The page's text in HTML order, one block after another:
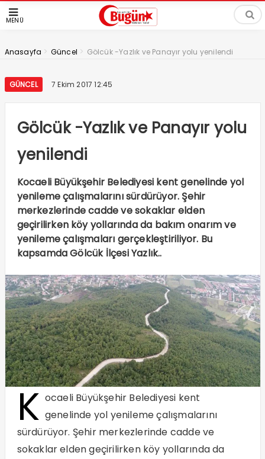
MENÜ
Anasayfa > Güncel > Gölcük -Yazlık ve Panayır yolu yenilendi
GÜNCEL 7 Ekim 2017 12:45
Gölcük -Yazlık ve Panayır yolu
yenilendi
Kocaeli Büyükşehir Belediyesi kent genelinde yol
yenileme çalışmalarını sürdürüyor. Şehir
merkezlerinde cadde ve sokaklar elden
geçirilirken köy yollarında da bakım onarım ve
yenileme çalışmaları gerçekleştiriliyor. Bu
kapsamda Gölcük İlçesi Yazlık..
K ocaeli Büyükşehir Belediyesi kent
genelinde yol yenileme çalışmalarını
sürdürüyor. Şehir merkezlerinde cadde ve
sokaklar elden geçirilirken köy yollarında da